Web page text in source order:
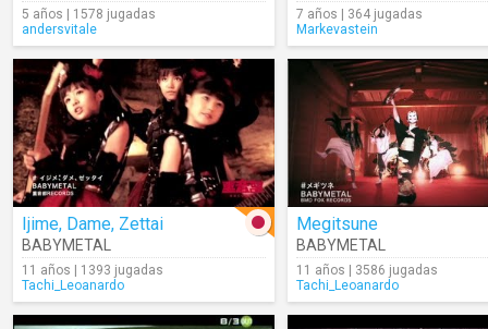
5 años | 1578 jugadas
andersvitale
7 años | 364 jugadas
Markevastein
Ijime, Dame, Zettai
BABYMETAL
11 años | 1393 jugadas
Tachi_Leoanardo
Megitsune
BABYMETAL
11 años | 3586 jugadas
Tachi_Leoanardo